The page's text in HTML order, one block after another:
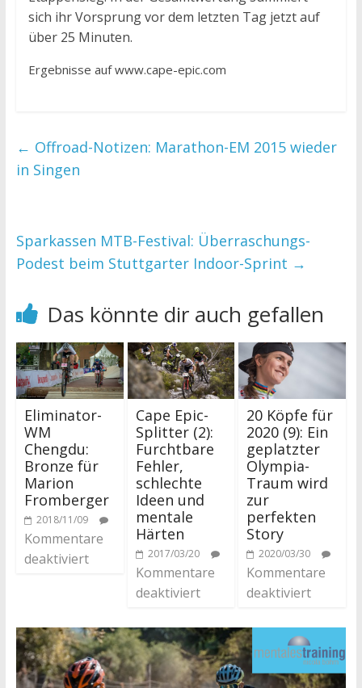
sich ihr Vorsprung vor dem letzten Tag jetzt auf
über 25 Minuten.
Ergebnisse auf www.cape-epic.com
← Offroad-Notizen: Marathon-EM 2015 wieder
in Singen
Sparkassen MTB-Festival: Überraschungs-
Podest beim Stuttgarter Indoor-Sprint →
Das könnte dir auch gefallen
Eliminator-
WM
Chengdu:
Bronze für
Marion
Fromberger
2018/11/09
Kommentare
deaktiviert
Cape Epic-
Splitter (2):
Furchtbare
Fehler,
schlechte
Ideen und
mentale
Härten
2017/03/20
Kommentare
deaktiviert
20 Köpfe für
2020 (9): Ein
geplatzter
Olympia-
Traum wird
zur
perfekten
Story
2020/03/30
Kommentare
deaktiviert